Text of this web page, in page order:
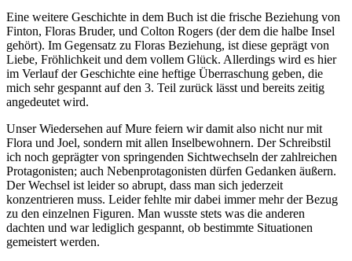
Eine weitere Geschichte in dem Buch ist die frische Beziehung von
Finton, Floras Bruder, und Colton Rogers (der dem die halbe Insel
gehört). Im Gegensatz zu Floras Beziehung, ist diese geprägt von
Liebe, Fröhlichkeit und dem vollem Glück. Allerdings wird es hier
im Verlauf der Geschichte eine heftige Überraschung geben, die
mich sehr gespannt auf den 3. Teil zurück lässt und bereits zeitig
angedeutet wird.
Unser Wiedersehen auf Mure feiern wir damit also nicht nur mit
Flora und Joel, sondern mit allen Inselbewohnern. Der Schreibstil
ich noch geprägter von springenden Sichtwechseln der zahlreichen
Protagonisten; auch Nebenprotagonisten dürfen Gedanken äußern.
Der Wechsel ist leider so abrupt, dass man sich jederzeit
konzentrieren muss. Leider fehlte mir dabei immer mehr der Bezug
zu den einzelnen Figuren. Man wusste stets was die anderen
dachten und war lediglich gespannt, ob bestimmte Situationen
gemeistert werden.